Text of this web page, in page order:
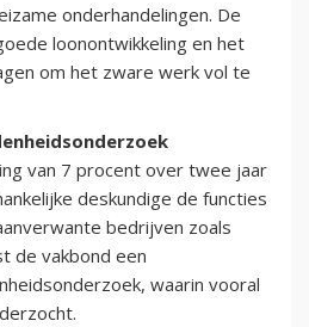
onderhandelingen. De
loonontwikkeling en het
om het zware werk vol te
van 7 procent over twee jaar
deskundige de functies
bedrijven zoals
de vakbond een
waarin vooral